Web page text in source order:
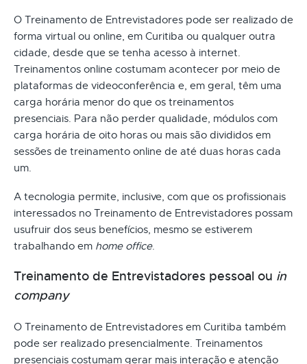
O Treinamento de Entrevistadores pode ser realizado de
forma virtual ou online, em Curitiba ou qualquer outra
cidade, desde que se tenha acesso à internet.
Treinamentos online costumam acontecer por meio de
plataformas de videoconferência e, em geral, têm uma
carga horária menor do que os treinamentos
presenciais. Para não perder qualidade, módulos com
carga horária de oito horas ou mais são divididos em
sessões de treinamento online de até duas horas cada
um.
A tecnologia permite, inclusive, com que os profissionais
interessados no Treinamento de Entrevistadores possam
usufruir dos seus benefícios, mesmo se estiverem
trabalhando em home office.
Treinamento de Entrevistadores pessoal ou in
company
O Treinamento de Entrevistadores em Curitiba também
pode ser realizado presencialmente. Treinamentos
presenciais costumam gerar mais interação e atenção